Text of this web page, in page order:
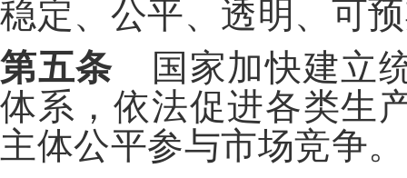
稳定、公平、透明、可
第五条 国家加快建立
体系，依法促进各类生
主体公平参与市场竞争。